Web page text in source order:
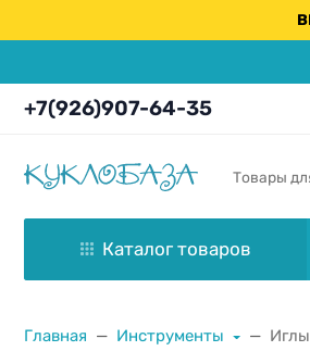
+7(926)907-64-35
Товары
Каталог товаров
Главная Инструменты